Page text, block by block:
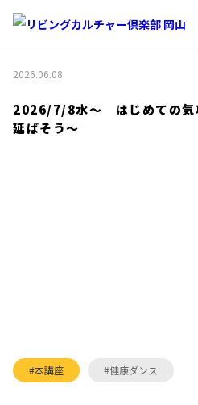
2026.06.08
2026/7/8水～ はじめての気
延ばそう～
#本講座 #健康ダンス